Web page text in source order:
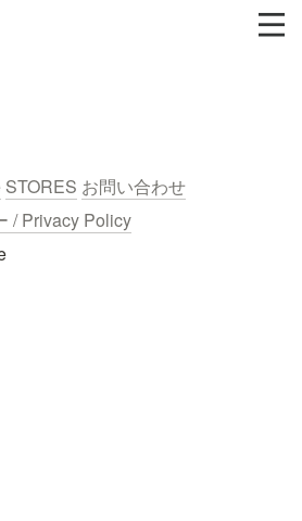
STORES お問い合わせ
/ Privacy Policy